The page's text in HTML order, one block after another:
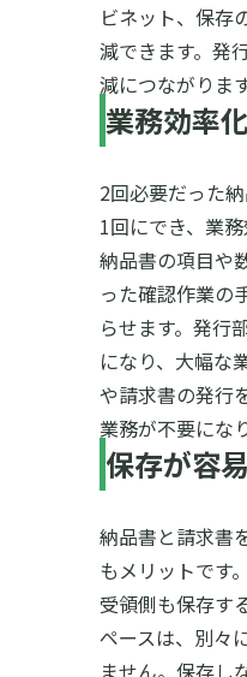
ビネット、保存
減できます。発
減につながります
業務効率
2回必要だった
1回にでき、業
納品書の項目や
った確認作業の
らせます。発行
になり、大幅な
や請求書の発行
業務が不要にな
保存が容
納品書と請求書
もメリットです
受領側も保存す
ペースは、別々
ません。保存し